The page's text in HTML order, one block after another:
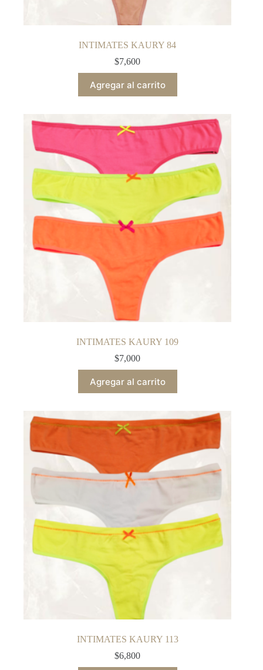
INTIMATES KAURY 84
$7,600
Agregar al carrito
INTIMATES KAURY 109
$7,000
Agregar al carrito
INTIMATES KAURY 113
$6,800